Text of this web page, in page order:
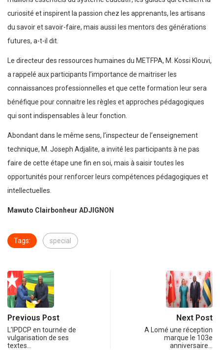
curiosité et inspirent la passion chez les apprenants, les artisans
du savoir et savoir-faire, mais aussi les mentors des générations
futures, a-t-il dit.
Le directeur des ressources humaines du METFPA, M. Kossi Klouvi,
a rappelé aux participants l’importance de maitriser les
connaissances professionnelles et que cette formation leur sera
bénéfique pour connaitre les règles et approches pédagogiques
qui sont indispensables à leur fonction.
Abondant dans le même sens, l’inspecteur de l’enseignement
technique, M. Joseph Adjalite, a invité les participants à ne pas
faire de cette étape une fin en soi, mais à saisir toutes les
opportunités pour renforcer leurs compétences pédagogiques et
intellectuelles.
Mawuto Clairbonheur ADJIGNON
Tags: special
Previous Post
L’IPDCP en tournée de
vulgarisation de ses
textes…
Next Post
A Lomé une réception
marque le 103e
anniversaire…